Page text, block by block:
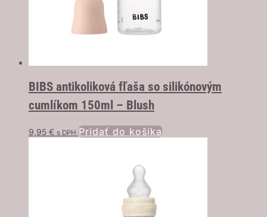
BIBS antikoliková fľaša so silikónovým
cumlíkom 150ml – Blush
9,95 € s DPH Pridať do košíka